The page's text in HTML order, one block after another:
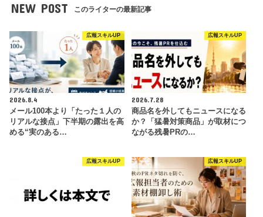
NEW POST このライターの最新記事
広報スキルUP
2026.8.4
メール100本より「たった１人の
リアルな接点」下半期の露出を高
める“実のある…
広報スキルUP
2026.7.28
商品名を外してもニュースになる
か？「猛暑対策商品」が取材につ
ながる残暑PRの…
広報スキルUP 広報スキルUP